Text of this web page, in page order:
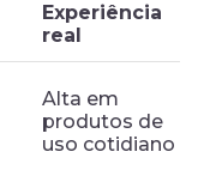
Experiência
real
Alta em
produtos de
uso cotidiano